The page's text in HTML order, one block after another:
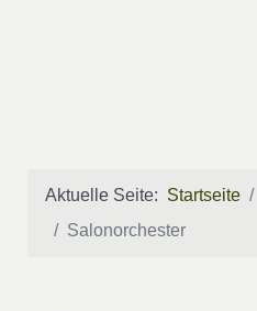
Aktuelle Seite: Startseite
Salonorchester